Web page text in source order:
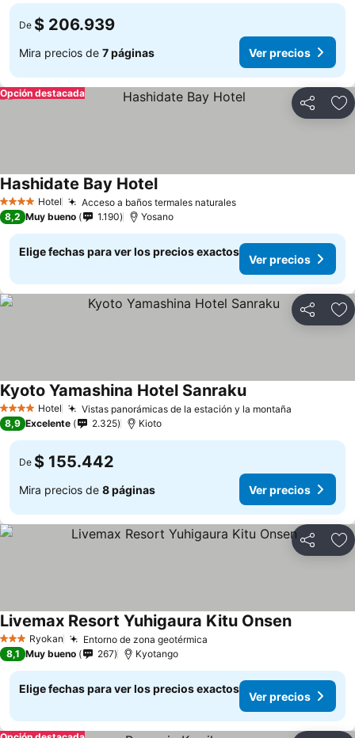
De $ 206.939
Mira precios de 7 páginas Ver precios
Compartir
Opción destacada
4 EstrellasHotel Acceso a baños termales naturalesVer precios
Hashidate Bay HotelVer precios
8,2 Muy bueno 1.190 Yosano
Elige fechas para ver los precios exactos
Ver precios
Compartir
4 EstrellasHotel Vistas panorámicas de la estación y la montaña
Kyoto Yamashina Hotel SanrakuVer precios
8,9 Excelente 2.325 Kioto
De $ 155.442
Mira precios de 8 páginas Ver precios
Compartir
3 EstrellasRyokan Entorno de zona geotérmica
Livemax Resort Yuhigaura Kitu OnsenVer
8,1 Muy bueno 267 Kyotango
Elige fechas para ver los precios exactos
Ver precios